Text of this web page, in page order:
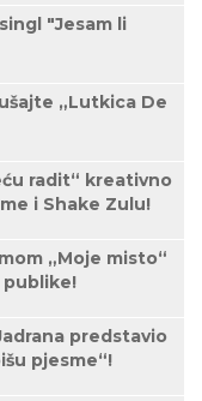
"Jesam li
„Lutkica De
radit“ kreativno
i Shake Zulu!
„Moje misto“
publike!
predstavio
pjesme“!